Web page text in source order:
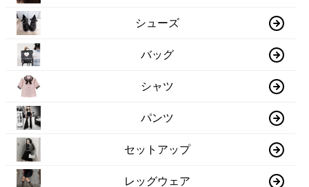
シューズ
バッグ
シャツ
パンツ
セットアップ
レッグウェア